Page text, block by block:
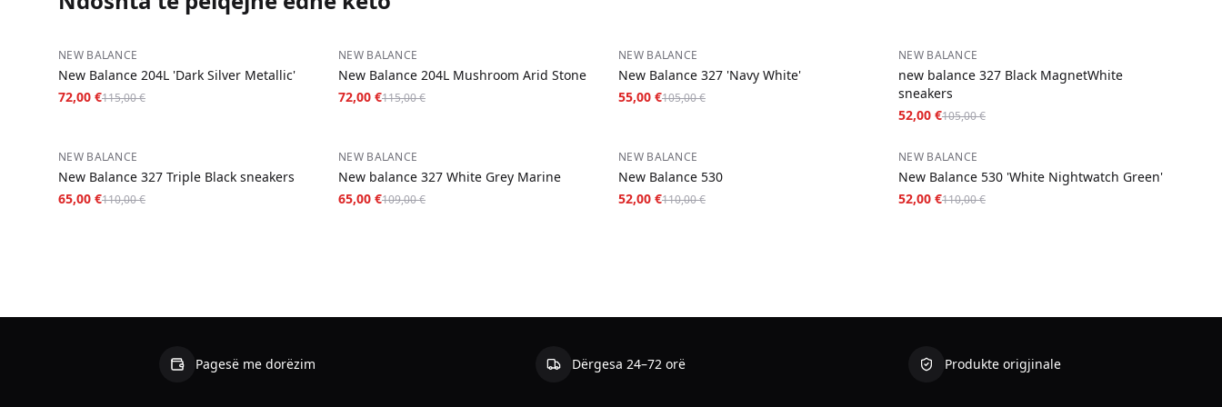
−37%
NEW BALANCE
New Balance 204L 'Dark Silver Metallic'
72,00 €115,00 €
−37%
NEW BALANCE
New Balance 204L Mushroom Arid Stone
72,00 €115,00 €
−48%
NEW BALANCE
New Balance 327 'Navy White'
55,00 €105,00 €
−50%
NEW BALANCE
new balance 327 Black MagnetWhite
sneakers
52,00 €105,00 €
−41%
NEW BALANCE
New Balance 327 Triple Black sneakers
65,00 €110,00 €
−40%
NEW BALANCE
New balance 327 White Grey Marine
65,00 €109,00 €
−53%
NEW BALANCE
New Balance 530
52,00 €110,00 €
−53%
NEW BALANCE
New Balance 530 'White Nightwatch Green'
52,00 €110,00 €
Pagesë me dorëzim Dërgesa 24–72 orë Produkte origjinale